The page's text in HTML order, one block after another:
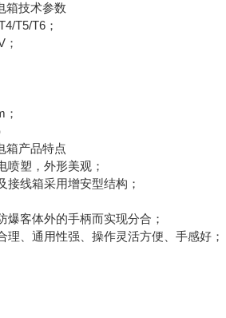
箱技术参数
T5/T6；
箱产品特点
喷塑，外形美观；
线箱采用增安型结构；
客体外的手柄而实现分合；
、通用性强、操作灵活方便、手感好；